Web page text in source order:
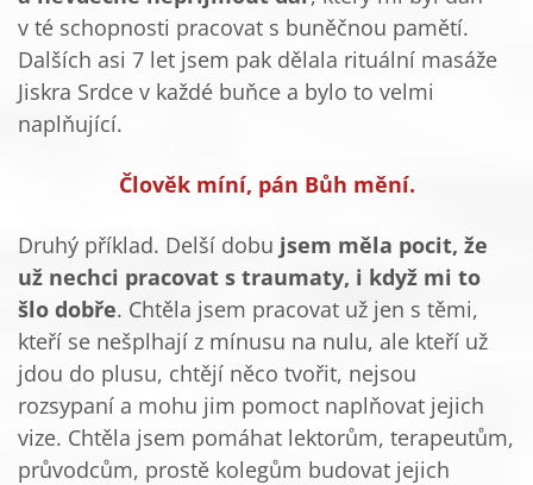
v té schopnosti pracovat s buněčnou pamětí.
Dalších asi 7 let jsem pak dělala rituální masáže
Jiskra Srdce v každé buňce a bylo to velmi
naplňující.
Člověk míní, pán Bůh mění.
Druhý příklad. Delší dobu jsem měla pocit, že
už nechci pracovat s traumaty, i když mi to
šlo dobře. Chtěla jsem pracovat už jen s těmi,
kteří se nešplhají z mínusu na nulu, ale kteří už
jdou do plusu, chtějí něco tvořit, nejsou
rozsypaní a mohu jim pomoct naplňovat jejich
vize. Chtěla jsem pomáhat lektorům, terapeutům,
průvodcům, prostě kolegům budovat jejich